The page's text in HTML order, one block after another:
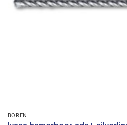
BOREN